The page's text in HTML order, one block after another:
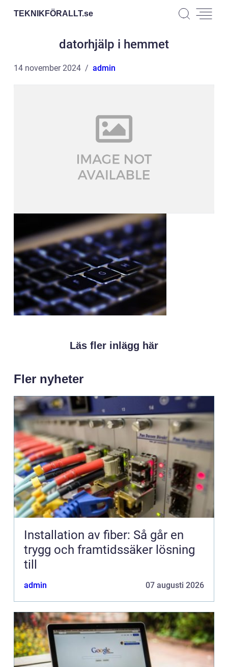
TEKNIKFÖRALLT.se
datorhjälp i hemmet
14 november 2024 admin
Läs fler inlägg här
Fler nyheter
Installation av fiber: Så går en
trygg och framtidssäker lösning
till
admin 07 augusti 2026